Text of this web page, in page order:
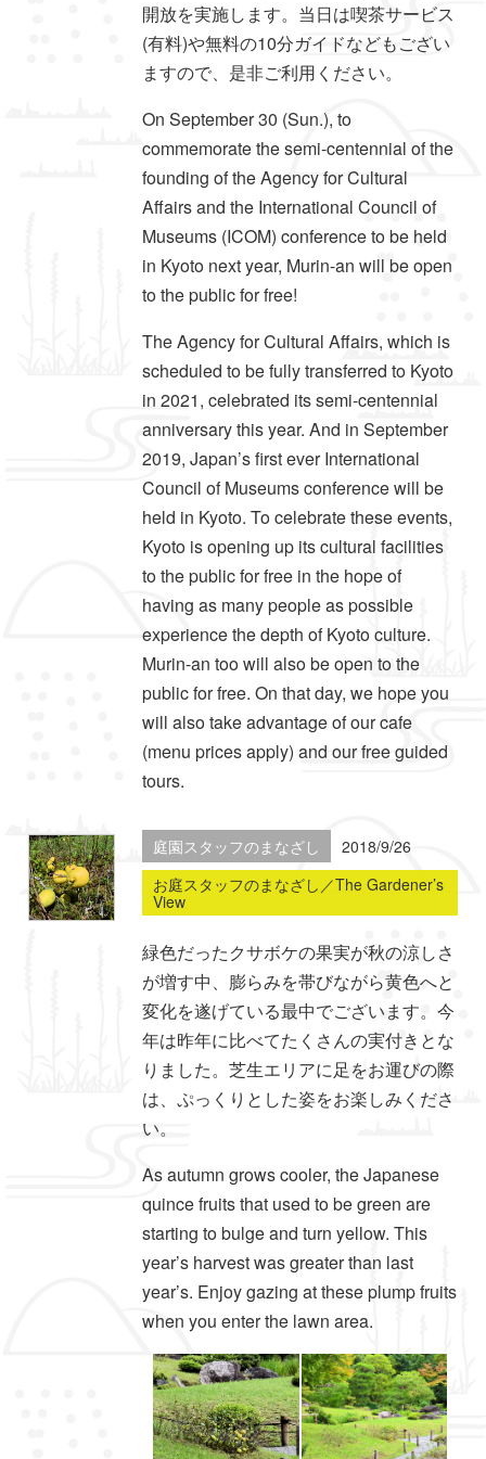
開放を実施します。当日は喫茶サービス
(有料)や無料の10分ガイドなどもござい
ますので、是非ご利用ください。
On September 30 (Sun.), to
commemorate the semi-centennial of the
founding of the Agency for Cultural
Affairs and the International Council of
Museums (ICOM) conference to be held
in Kyoto next year, Murin-an will be open
to the public for free!
The Agency for Cultural Affairs, which is
scheduled to be fully transferred to Kyoto
in 2021, celebrated its semi-centennial
anniversary this year. And in September
2019, Japan’s first ever International
Council of Museums conference will be
held in Kyoto. To celebrate these events,
Kyoto is opening up its cultural facilities
to the public for free in the hope of
having as many people as possible
experience the depth of Kyoto culture.
Murin-an too will also be open to the
public for free. On that day, we hope you
will also take advantage of our cafe
(menu prices apply) and our free guided
tours.
庭園スタッフのまなざし
2018/9/26
お庭スタッフのまなざし／The Gardener’s
View
緑色だったクサボケの果実が秋の涼しさ
が増す中、膨らみを帯びながら黄色へと
変化を遂げている最中でございます。今
年は昨年に比べてたくさんの実付きとな
りました。芝生エリアに足をお運びの際
は、ぷっくりとした姿をお楽しみくださ
い。
As autumn grows cooler, the Japanese
quince fruits that used to be green are
starting to bulge and turn yellow. This
year’s harvest was greater than last
year’s. Enjoy gazing at these plump fruits
when you enter the lawn area.